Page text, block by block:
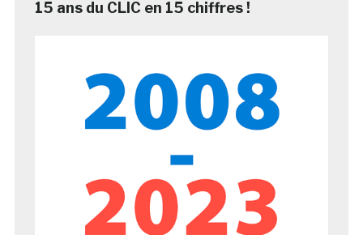
15 ans du CLIC en 15 chiffres !